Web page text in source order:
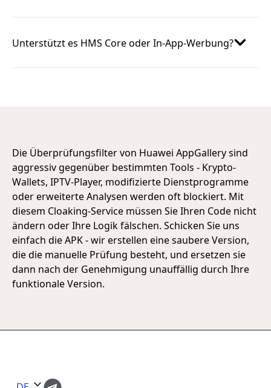
Unterstützt es HMS Core oder In-App-Werbung?
Die Überprüfungsfilter von Huawei AppGallery sind
aggressiv gegenüber bestimmten Tools - Krypto-
Wallets, IPTV-Player, modifizierte Dienstprogramme
oder erweiterte Analysen werden oft blockiert. Mit
diesem Cloaking-Service müssen Sie Ihren Code nicht
ändern oder Ihre Logik fälschen. Schicken Sie uns
einfach die APK - wir erstellen eine saubere Version,
die die manuelle Prüfung besteht, und ersetzen sie
dann nach der Genehmigung unauffällig durch Ihre
funktionale Version.